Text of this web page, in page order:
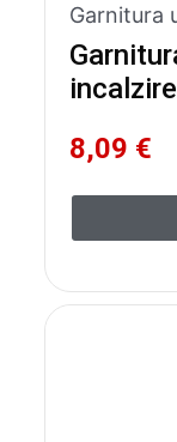
Garnitura
8,09 €